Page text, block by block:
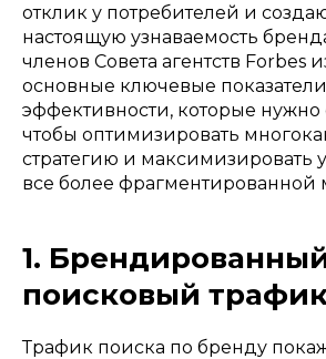
отклик у потребителей и
настоящую узнаваемость
членов Совета агентств Forbes
основные ключевые показатели
эффективности, которые нужно
чтобы оптимизировать
стратегию и максимизировать
все более фрагментированной
1.
поисковый
Трафик поиска по бренду